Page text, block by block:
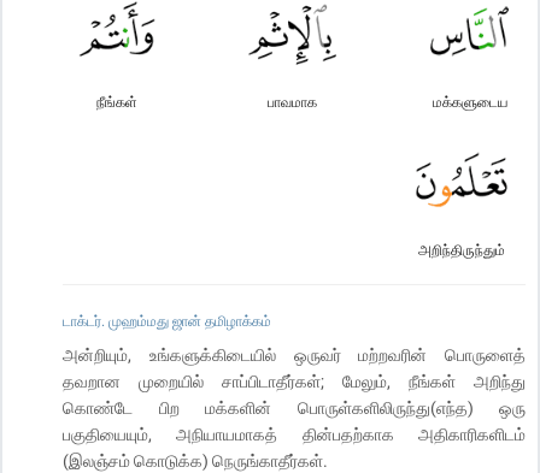
மக்களுடைய
பாவமாக
நீங்கள்
அறிந்திருந்தும்
டாக்டர். முஹம்மது ஜான் தமிழாக்கம்
அன்றியும், உங்களுக்கிடையில் ஒருவர் மற்றவரின் பொருளைத்
தவறான முறையில் சாப்பிடாதீர்கள்; மேலும், நீங்கள் அறிந்து
கொண்டே பிற மக்களின் பொருள்களிலிருந்து(எந்த) ஒரு
பகுதியையும், அநியாயமாகத் தின்பதற்காக அதிகாரிகளிடம்
(இலஞ்சம் கொடுக்க) நெருங்காதீர்கள்.